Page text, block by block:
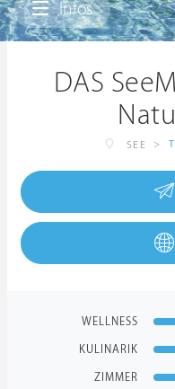
Infos
DAS
SEE >
WELLNESS
KULINARIK
ZIMMER